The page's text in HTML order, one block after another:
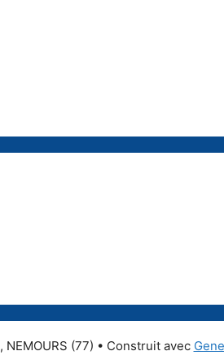
(77) • Construit avec